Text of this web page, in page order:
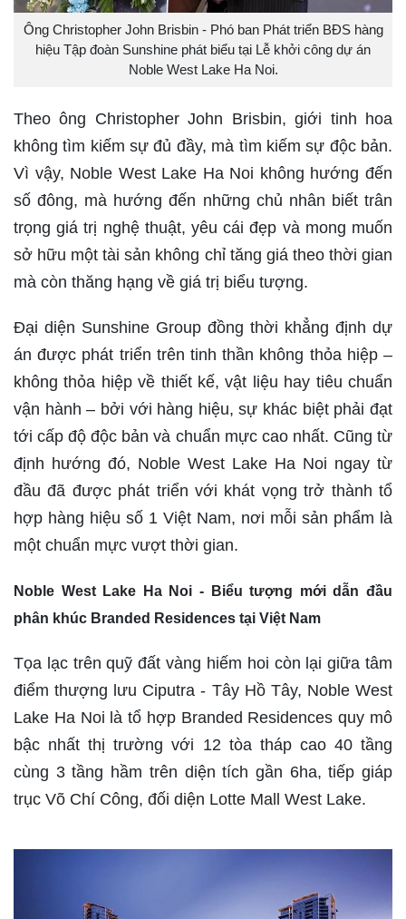
Ông Christopher John Brisbin - Phó ban Phát triển BĐS hàng
hiệu Tập đoàn Sunshine phát biểu tại Lễ khởi công dự án
Noble West Lake Ha Noi.
Theo ông Christopher John Brisbin, giới tinh hoa
không tìm kiếm sự đủ đầy, mà tìm kiếm sự độc bản.
Vì vậy, Noble West Lake Ha Noi không hướng đến
số đông, mà hướng đến những chủ nhân biết trân
trọng giá trị nghệ thuật, yêu cái đẹp và mong muốn
sở hữu một tài sản không chỉ tăng giá theo thời gian
mà còn thăng hạng về giá trị biểu tượng.
Đại diện Sunshine Group đồng thời khẳng định dự
án được phát triển trên tinh thần không thỏa hiệp –
không thỏa hiệp về thiết kế, vật liệu hay tiêu chuẩn
vận hành – bởi với hàng hiệu, sự khác biệt phải đạt
tới cấp độ độc bản và chuẩn mực cao nhất. Cũng từ
định hướng đó, Noble West Lake Ha Noi ngay từ
đầu đã được phát triển với khát vọng trở thành tổ
hợp hàng hiệu số 1 Việt Nam, nơi mỗi sản phẩm là
một chuẩn mực vượt thời gian.
Noble West Lake Ha Noi - Biểu tượng mới dẫn đầu
phân khúc Branded Residences tại Việt Nam
Tọa lạc trên quỹ đất vàng hiếm hoi còn lại giữa tâm
điểm thượng lưu Ciputra - Tây Hồ Tây, Noble West
Lake Ha Noi là tổ hợp Branded Residences quy mô
bậc nhất thị trường với 12 tòa tháp cao 40 tầng
cùng 3 tầng hầm trên diện tích gần 6ha, tiếp giáp
trục Võ Chí Công, đối diện Lotte Mall West Lake.